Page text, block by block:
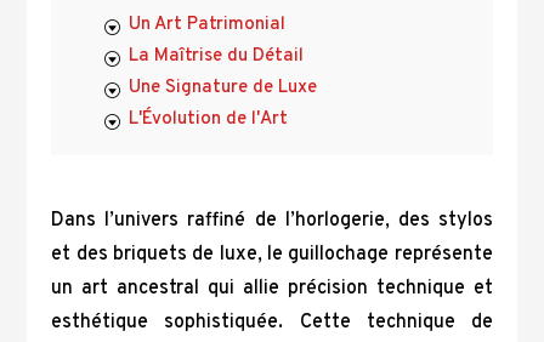
Un Art Patrimonial
La Maîtrise du Détail
Une Signature de Luxe
L'Évolution de l'Art
Dans l’univers raffiné de l’horlogerie, des stylos
et des briquets de luxe, le guillochage représente
un art ancestral qui allie précision technique et
esthétique sophistiquée. Cette technique de